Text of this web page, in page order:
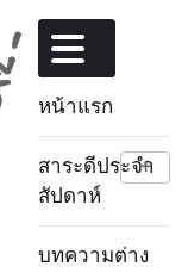
หน้าแรก
สาระดีประจำ
สัปดาห์
+
บทความต่าง